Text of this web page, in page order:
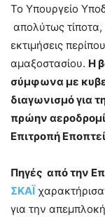
Το Υπουργείο
απολύτως
εκτιμήσεις
αμαξοστασίου. Η
σύμφωνα με
διαγωνισμό για
πρώην
Επιτροπή
Πηγές από την
ΣΚΑΪ
για την